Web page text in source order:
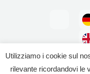
Utilizziamo i cookie sul
rilevante ricordandovi le